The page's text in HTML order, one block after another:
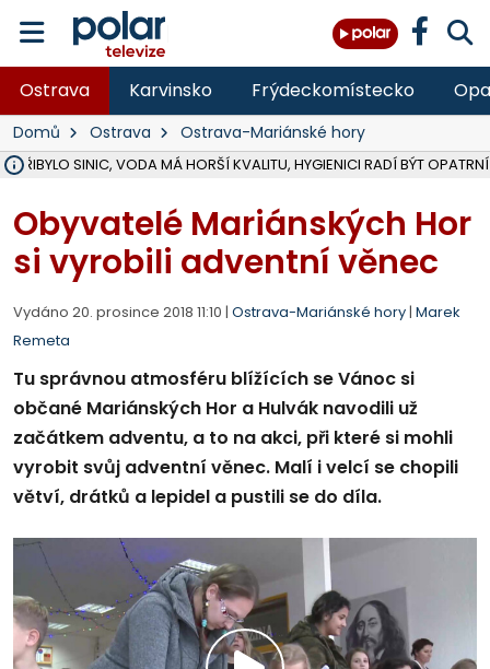
Ostrava Karvinsko Frýdeckomístecko
Domů Ostrava Ostrava-Mariánské hory
PŘIBYLO SINIC, VODA MÁ HORŠÍ KVALITU, HYGIENICI RADÍ BÝT OPATRNÍ
Obyvatelé Mariánských Hor
si vyrobili adventní věnec
Vydáno 20. prosince 2018 11:10 | Ostrava-Mariánské hory | Marek
Remeta
Tu správnou atmosféru blížících se Vánoc si
občané Mariánských Hor a Hulvák navodili už
začátkem adventu, a to na akci, při které si mohli
vyrobit svůj adventní věnec. Malí i velcí se chopili
větví, drátků a lepidel a pustili se do díla.